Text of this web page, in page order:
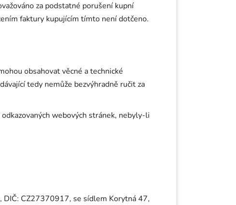
za podstatné porušení kupní
faktury kupujícím tímto není dotčeno.
obsahovat věcné a technické
tedy nemůže bezvýhradně ručit za
webových stránek, nebyly-li
DIČ: CZ27370917, se sídlem Korytná 47,